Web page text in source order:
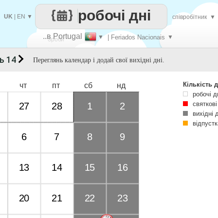
Зроби
..в Portugal ▼ | Feriados Nacionais ▼
робочі дні
UK EN ▼ співробітник ▼
Переглянь календар і додай свої вихідні дні.
чт пт сб нд
27 28 1 2
6 7 8 9
13 14 15 16
20 21 22 23
14
Кількість
робочі
вихідні